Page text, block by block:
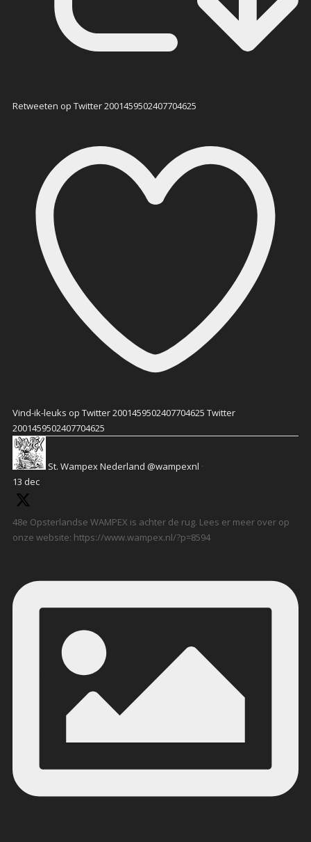
Retweeten op Twitter 2001459502407704625
Vind-ik-leuks op Twitter 2001459502407704625 Twitter
2001459502407704625
St. Wampex Nederland @wampexnl ·
13 dec
48e Opsterlandse WAMPEX is achter de rug. Lees er meer over op
onze website: https://www.wampex.nl/?p=8594